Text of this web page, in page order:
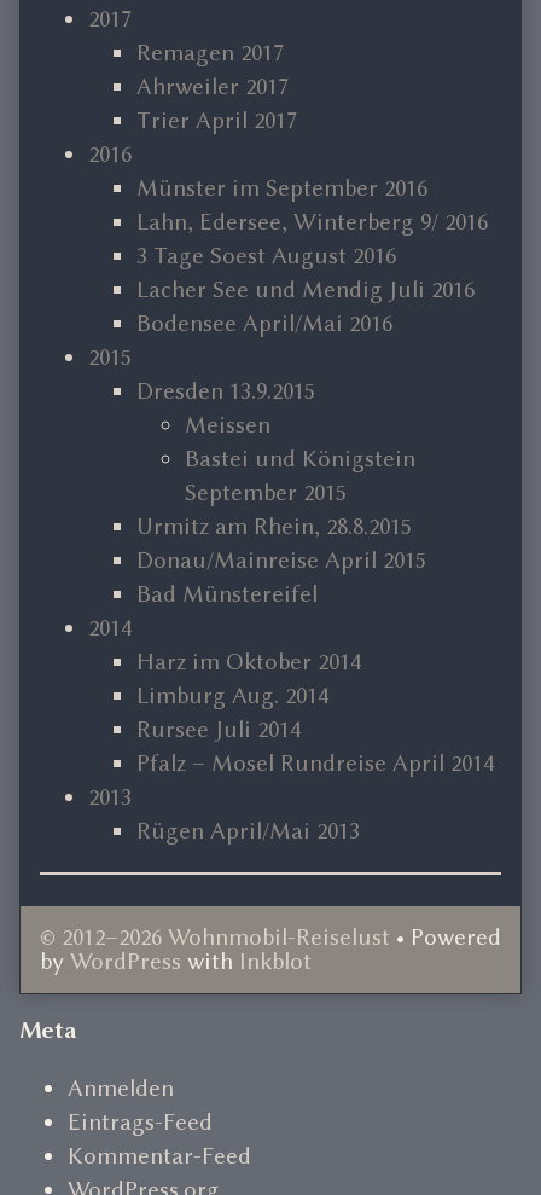
2017
Remagen 2017
Ahrweiler 2017
Trier April 2017
2016
Münster im September 2016
Lahn, Edersee, Winterberg 9/ 2016
3 Tage Soest August 2016
Lacher See und Mendig Juli 2016
Bodensee April/Mai 2016
2015
Dresden 13.9.2015
Meissen
Bastei und Königstein
September 2015
Urmitz am Rhein, 28.8.2015
Donau/Mainreise April 2015
Bad Münstereifel
2014
Harz im Oktober 2014
Limburg Aug. 2014
Rursee Juli 2014
Pfalz – Mosel Rundreise April 2014
2013
Rügen April/Mai 2013
© 2012–2026 Wohnmobil-Reiselust • Powered
by WordPress with Inkblot
Document
Footer
Meta
Anmelden
Eintrags-Feed
Kommentar-Feed
WordPress.org